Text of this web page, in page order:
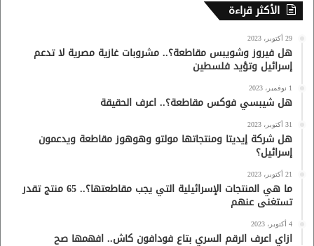
الأكثر قراءة
29 أكتوبر، 2023
هل فيروز وشويبس مقاطعة؟.. مشروبات غازية مصرية لا تدعم
إسرائيل وتؤيد فلسطين
1 نوفمبر، 2023
هل شيبسي فوكس مقاطعة؟.. اعرف الحقيقة
31 أكتوبر، 2023
هل شركة إيديتا ومنتجاتها مولتو وهوهوز مقاطعة ويدعمون
إسرائيل؟
21 أكتوبر، 2023
ما هي المنتجات الإسرائيلية التي يجب مقاطعتها؟.. 65 منتج تقدر
تستغنى عنهم
4 أكتوبر، 2023
ازاي اعرف الرقم السري بتاع فودافون كاش.. افهمها صح